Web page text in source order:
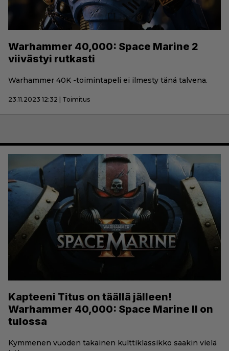
Warhammer 40,000: Space Marine 2
viivästyi rutkasti
Warhammer 40K -toimintapeli ei ilmesty tänä talvena.
23.11.2023 12:32 | Toimitus
Kapteeni Titus on täällä jälleen!
Warhammer 40,000: Space Marine II on
tulossa
Kymmenen vuoden takainen kulttiklassikko saakin vielä